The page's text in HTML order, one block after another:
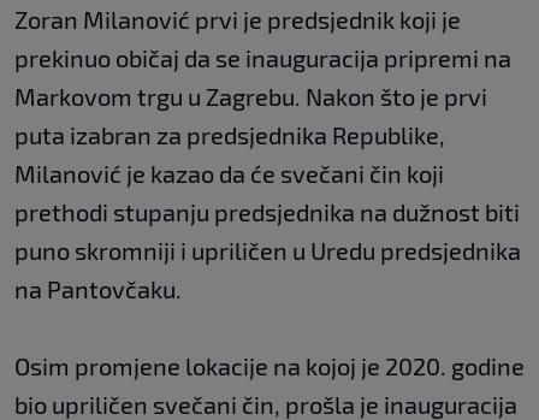
Zoran Milanović prvi je predsjednik koji je
prekinuo običaj da se inauguracija pripremi na
Markovom trgu u Zagrebu. Nakon što je prvi
puta izabran za predsjednika Republike,
Milanović je kazao da će svečani čin koji
prethodi stupanju predsjednika na dužnost biti
puno skromniji i upriličen u Uredu predsjednika
na Pantovčaku.
Osim promjene lokacije na kojoj je 2020. godine
bio upriličen svečani čin, prošla je inauguracija